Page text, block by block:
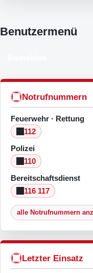
Benutzermenü
Notrufnummern
Feuerwehr · Rettung
112
Polizei
110
Bereitschaftsdienst
116 117
alle Notrufnummern
Letzter Einsatz